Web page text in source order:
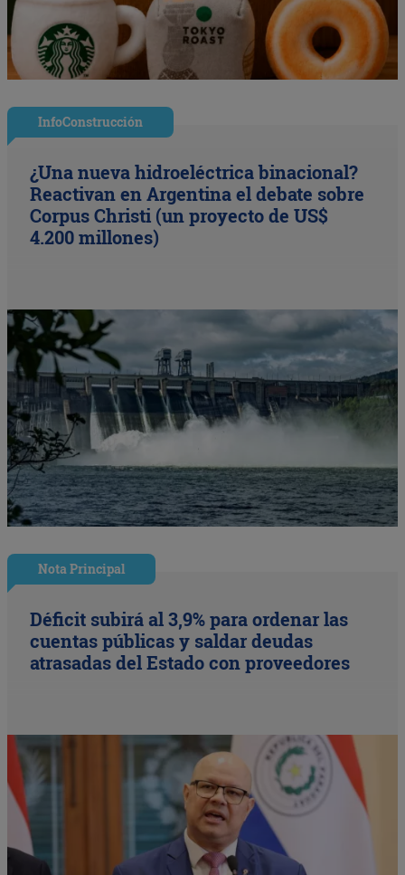
InfoConstrucción
¿Una nueva hidroeléctrica binacional?
Reactivan en Argentina el debate sobre
Corpus Christi (un proyecto de US$
4.200 millones)
Nota Principal
Déficit subirá al 3,9% para ordenar las
cuentas públicas y saldar deudas
atrasadas del Estado con proveedores